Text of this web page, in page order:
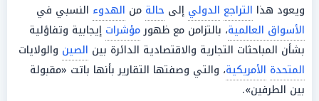
ويعود هذا التراجع الدولي إلى حالة من الهدوء النسبي في
الأسواق العالمية، بالتزامن مع ظهورمؤشرات إيجابية وتفاؤلية
بشأن المباحثات التجارية والاقتصادية الدائرة بين الصين والولايات
المتحدة الأمريكية، والتي وصفتها التقارير بأنها باتت «مقبولة
بين الطرفين».